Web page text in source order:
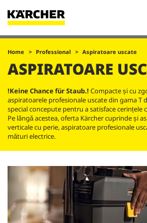
Home Professional Aspiratoare uscate
ASPIRATOARE
!Keine Chance für Staub.! Compacte și cu
aspiratoarele profesionale uscate din gama T
special concepute pentru a satisface cerințele
Pe lângă acestea, oferta Kärcher cuprinde și
verticale cu perie, aspiratoare profesionale
mături electrice.